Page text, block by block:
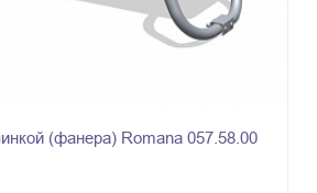
(фанера) Romana 057.58.00